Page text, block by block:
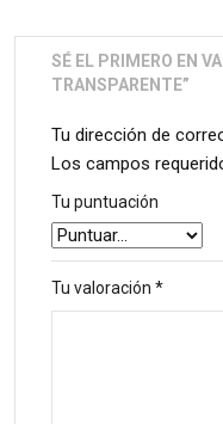
SÉ EL PRIMERO EN
TRANSPARENTE”
Tu dirección de
Los campos
Tu puntuación
Tu valoración *